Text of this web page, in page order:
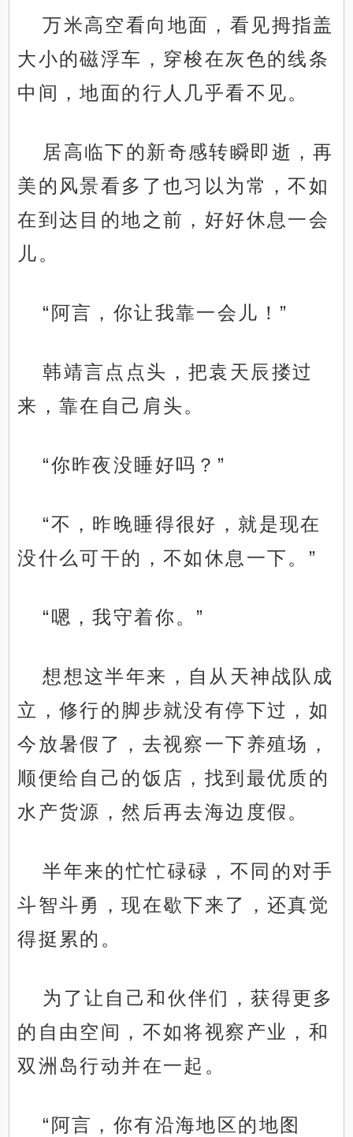
万米高空看向地面，看见拇指盖
大小的磁浮车，穿梭在灰色的线条
中间，地面的行人几乎看不见。
居高临下的新奇感转瞬即逝，再
美的风景看多了也习以为常，不如
在到达目的地之前，好好休息一会
儿。
“阿言，你让我靠一会儿！”
韩靖言点点头，把袁天辰搂过
来，靠在自己肩头。
“你昨夜没睡好吗？”
“不，昨晚睡得很好，就是现在
没什么可干的，不如休息一下。”
“嗯，我守着你。”
想想这半年来，自从天神战队成
立，修行的脚步就没有停下过，如
今放暑假了，去视察一下养殖场，
顺便给自己的饭店，找到最优质的
水产货源，然后再去海边度假。
半年来的忙忙碌碌，不同的对手
斗智斗勇，现在歇下来了，还真觉
得挺累的。
为了让自己和伙伴们，获得更多
的自由空间，不如将视察产业，和
双洲岛行动并在一起。
“阿言，你有沿海地区的地图